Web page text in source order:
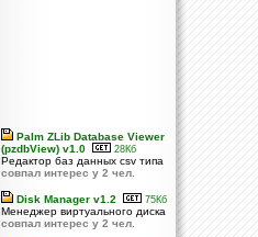
Palm ZLib Database Viewer
(pzdbView) v1.0
28Кб
Редактор баз данных csv типа
совпал интерес у 2 чел.
Disk Manager v1.2 75Кб
Менеджер виртуального диска
совпал интерес у 2 чел.